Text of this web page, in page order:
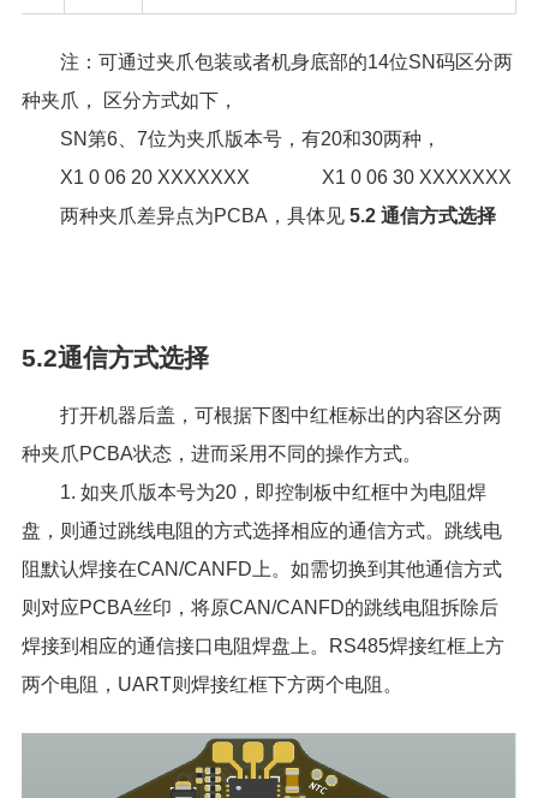
注：可通过夹爪包装或者机身底部的14位SN码区分两
种夹爪， 区分方式如下，
SN第6、7位为夹爪版本号，有20和30两种，
X1 0 06 20 XXXXXXX X1 0 06 30 XXXXXXX
两种夹爪差异点为PCBA，具体见 5.2 通信方式选择
5.2通信方式选择
打开机器后盖，可根据下图中红框标出的内容区分两
种夹爪PCBA状态，进而采用不同的操作方式。
1. 如夹爪版本号为20，即控制板中红框中为电阻焊
盘，则通过跳线电阻的方式选择相应的通信方式。跳线电
阻默认焊接在CAN/CANFD上。如需切换到其他通信方式
则对应PCBA丝印，将原CAN/CANFD的跳线电阻拆除后
焊接到相应的通信接口电阻焊盘上。RS485焊接红框上方
两个电阻，UART则焊接红框下方两个电阻。